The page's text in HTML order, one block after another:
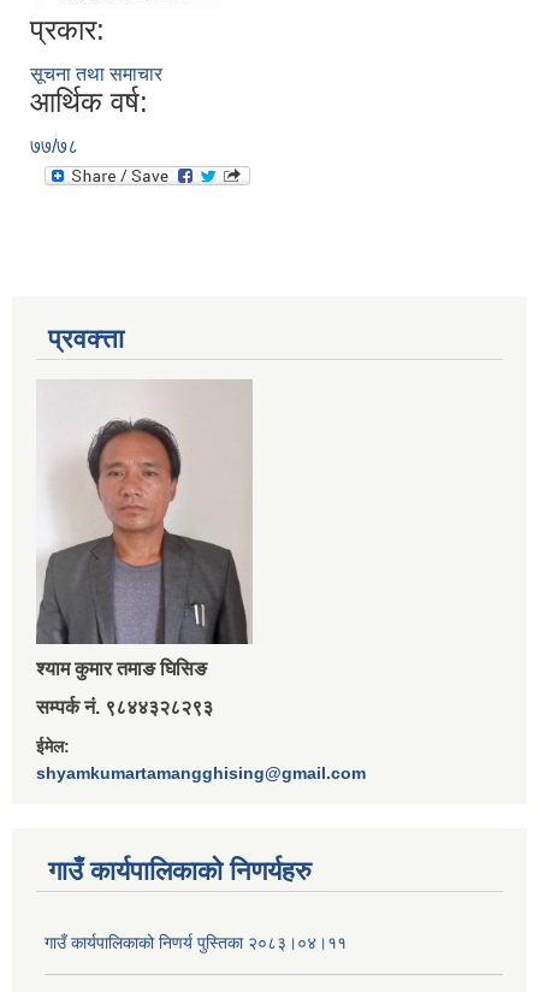
प्रकार:
सूचना तथा समाचार
आर्थिक वर्ष:
७७/७८
प्रवक्त्ता
श्‍याम कुमार तमाङ घिसिङ
सम्पर्क नं. ९८४४३२८२९३
ईमेल:
shyamkumartamangghising@gmail.com
गाउँ कार्यपालिकाकाे निणर्यहरु
गाउँ कार्यपालिकाको निणर्य पुस्तिका २०८३।०४।११